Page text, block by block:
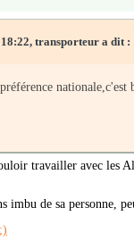
transporteur a dit :
travailler avec les
imbu de sa personne,